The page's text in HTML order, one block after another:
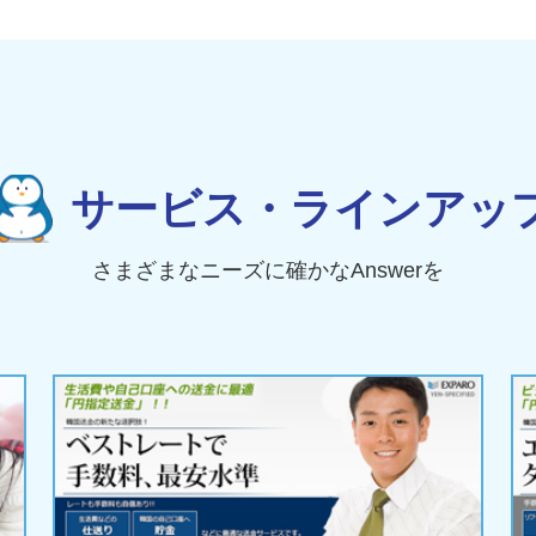
サービス・ラインアッ
さまざまなニーズに確かなAnswerを